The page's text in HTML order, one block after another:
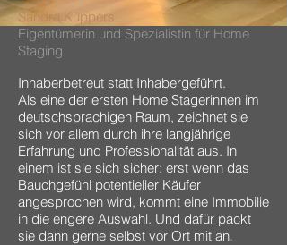
Sandra Küppers
Eigentümerin und Spezialistin für Home
Staging
Inhaberbetreut statt Inhabergeführt.
Als eine der ersten Home Stagerinnen im
deutschsprachigen Raum, zeichnet sie
sich vor allem durch ihre langjährige
Erfahrung und Professionalität aus. In
einem ist sie sich sicher: erst wenn das
Bauchgefühl potentieller Käufer
angesprochen wird, kommt eine Immobilie
in die engere Auswahl. Und dafür packt
sie dann gerne selbst vor Ort mit an.